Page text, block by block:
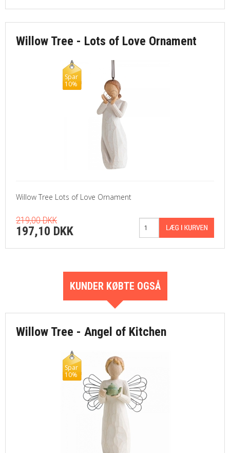
Willow Tree - Lots of Love Ornament
Spar
10%
Willow Tree Lots of Love Ornament
219,00 DKK
197,10 DKK
KUNDER KØBTE OGSÅ
Willow Tree - Angel of Kitchen
Spar
10%